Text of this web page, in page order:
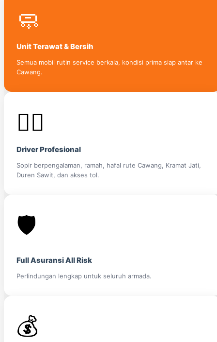
🧼
Unit Terawat & Bersih
Semua mobil rutin service berkala, kondisi prima siap antar ke
Cawang.
👨‍✈️
Driver Profesional
Sopir berpengalaman, ramah, hafal rute Cawang, Kramat Jati,
Duren Sawit, dan akses tol.
🛡️
Full Asuransi All Risk
Perlindungan lengkap untuk seluruh armada.
💰